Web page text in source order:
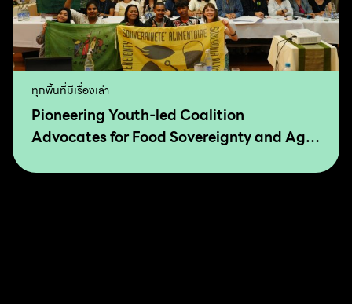
ทุกพื้นที่มีเรื่องเล่า
Pioneering Youth-led Coalition
Advocates for Food Sovereignty and Agro